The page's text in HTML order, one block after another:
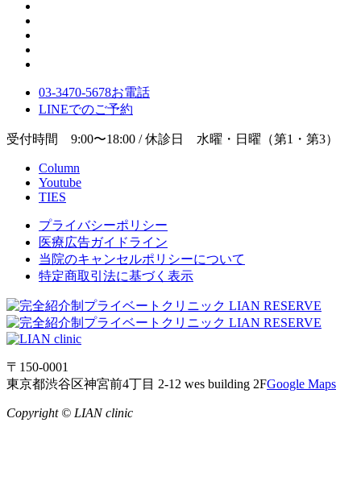
03-3470-5678お電話
LINEでのご予約
受付時間 9:00〜18:00 / 休診日 水曜・日曜（第1・第3）
Column
Youtube
TIES
プライバシーポリシー
医療広告ガイドライン
当院のキャンセルポリシーについて
特定商取引法に基づく表示
〒150-0001
東京都渋谷区神宮前4丁目 2-12 wes building 2FGoogle Maps
Copyright © LIAN clinic